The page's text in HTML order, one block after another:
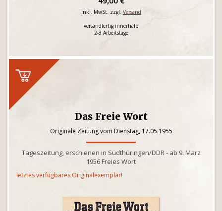
inkl. MwSt. zzgl. Versand
versandfertig innerhalb
2-3 Arbeitstage
Das Freie Wort
Originale Zeitung vom Dienstag, 17.05.1955
Tageszeitung, erschienen in Südthüringen/DDR - ab 9. März
1956 Freies Wort
letztes verfügbares Originalexemplar!